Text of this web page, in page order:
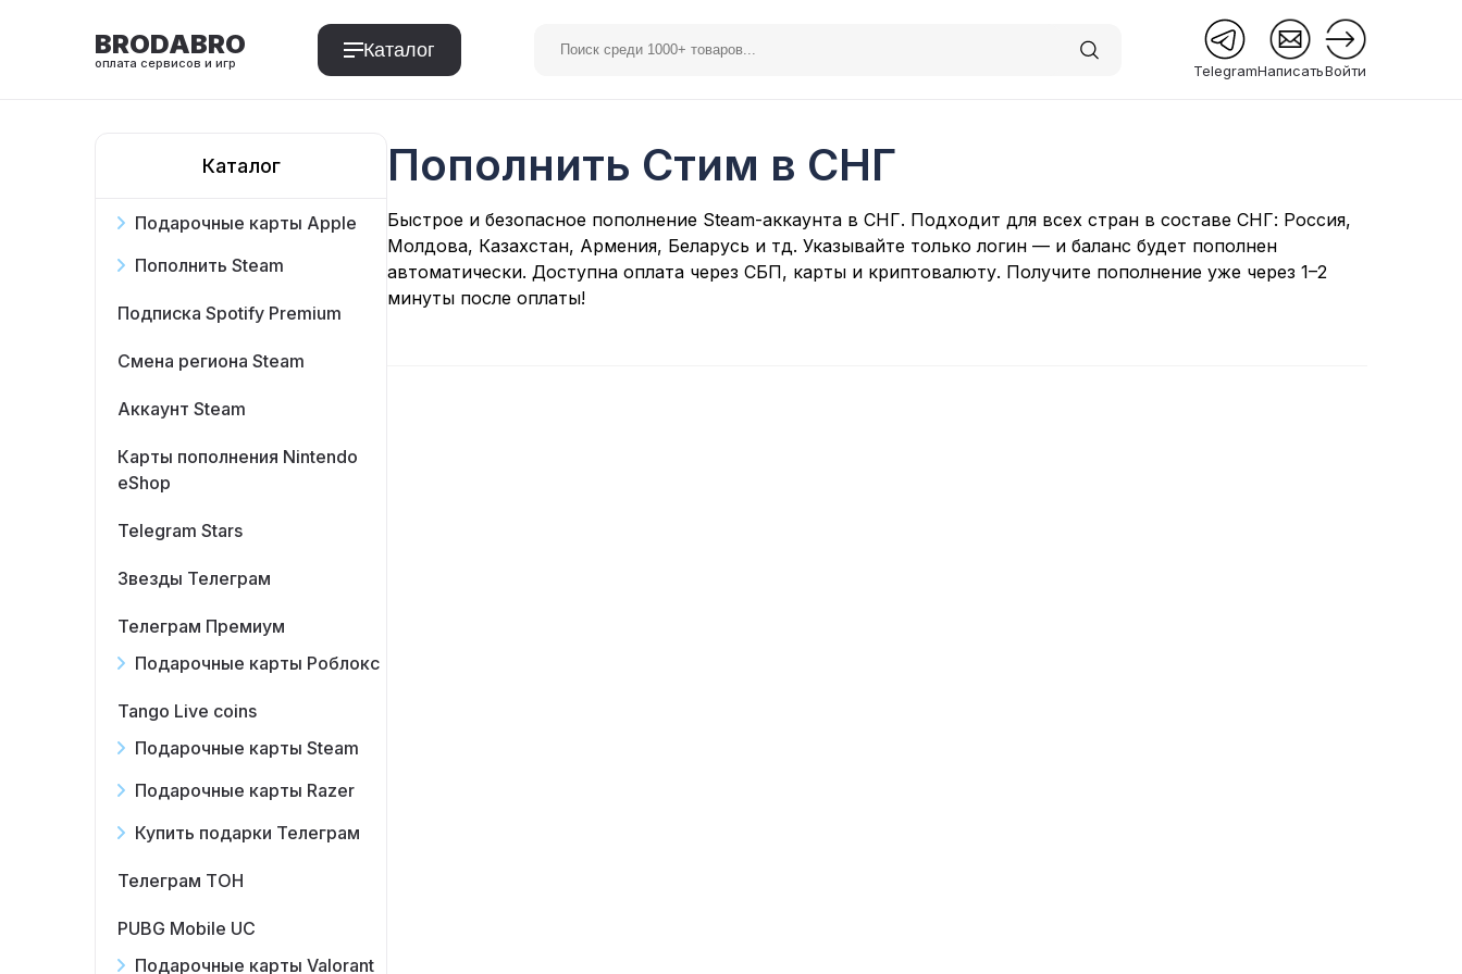
BRODABRO
оплата сервисов и игр
Каталог
TelegramНаписатьВойти
Каталог
Подарочные карты Apple
Пополнить Steam
Подписка Spotify Premium
Смена региона Steam
Аккаунт Steam
Карты пополнения Nintendo
eShop
Telegram Stars
Звезды Телеграм
Телеграм Премиум
Подарочные карты Роблокс
Tango Live coins
Подарочные карты Steam
Подарочные карты Razer
Купить подарки Телеграм
Телеграм ТОН
PUBG Mobile UC
Подарочные карты Valorant
Пополнить Стим в СНГ
Быстрое и безопасное пополнение Steam-аккаунта в СНГ. Подходит для всех стран в составе СНГ: Россия,
Молдова, Казахстан, Армения, Беларусь и тд. Указывайте только логин — и баланс будет пополнен
автоматически. Доступна оплата через СБП, карты и криптовалюту. Получите пополнение уже через 1–2
минуты после оплаты!